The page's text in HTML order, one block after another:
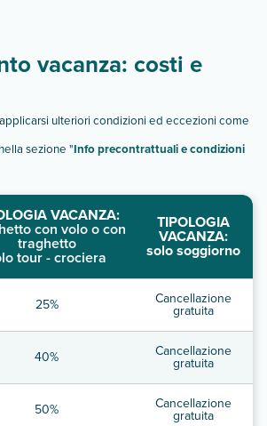
vacanza: costi e
ulteriori condizioni ed eccezioni come
sezione "Info precontrattuali e condizioni
VACANZA:
con volo o con
traghetto
tour - crociera
TIPOLOGIA
VACANZA:
solo soggiorno
25% Cancellazione
gratuita
40% Cancellazione
gratuita
50% Cancellazione
gratuita